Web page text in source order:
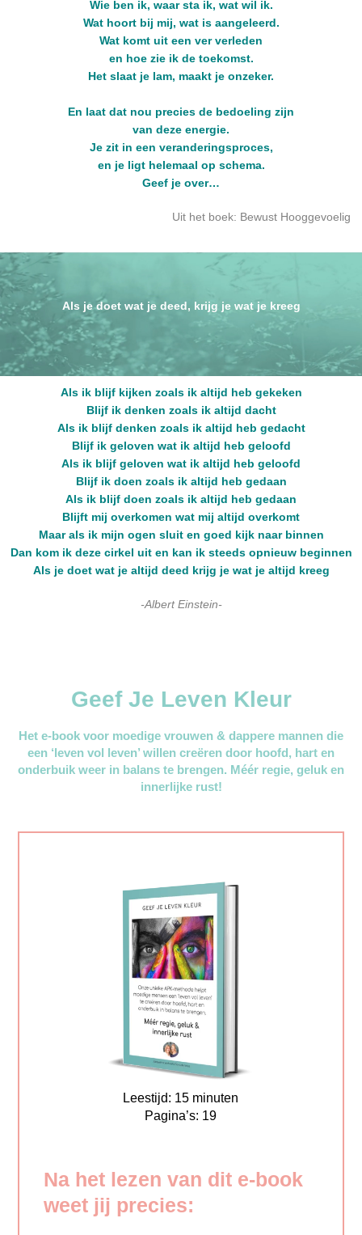
Wie ben ik, waar sta ik, wat wil ik.
Wat hoort bij mij, wat is aangeleerd.
Wat komt uit een ver verleden
en hoe zie ik de toekomst.
Het slaat je lam, maakt je onzeker.
En laat dat nou precies de bedoeling zijn
van deze energie.
Je zit in een veranderingsproces,
en je ligt helemaal op schema.
Geef je over…
Uit het boek: Bewust Hooggevoelig
Als je doet wat je deed, krijg je wat je kreeg
Als ik blijf kijken zoals ik altijd heb gekeken
Blijf ik denken zoals ik altijd dacht
Als ik blijf denken zoals ik altijd heb gedacht
Blijf ik geloven wat ik altijd heb geloofd
Als ik blijf geloven wat ik altijd heb geloofd
Blijf ik doen zoals ik altijd heb gedaan
Als ik blijf doen zoals ik altijd heb gedaan
Blijft mij overkomen wat mij altijd overkomt
Maar als ik mijn ogen sluit en goed kijk naar binnen
Dan kom ik deze cirkel uit en kan ik steeds opnieuw beginnen
Als je doet wat je altijd deed krijg je wat je altijd kreeg
-Albert Einstein-
Geef Je Leven Kleur
Het e-book voor moedige vrouwen & dappere mannen die
een ‘leven vol leven’ willen creëren door hoofd, hart en
onderbuik weer in balans te brengen. Méér regie, geluk en
innerlijke rust!
Leestijd: 15 minuten
Pagina’s: 19
Na het lezen van dit e-book
weet jij precies: